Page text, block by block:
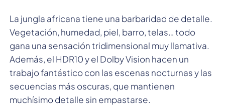
La jungla africana tiene una barbaridad de detalle.
Vegetación, humedad, piel, barro, telas… todo
gana una sensación tridimensional muy llamativa.
Además, el HDR10 y el Dolby Vision hacen un
trabajo fantástico con las escenas nocturnas y las
secuencias más oscuras, que mantienen
muchísimo detalle sin empastarse.